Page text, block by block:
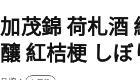
加茂錦 荷札酒
釀 紅桔梗 しぼ